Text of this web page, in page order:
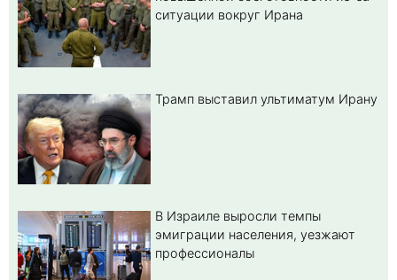
ситуации вокруг Ирана
Трамп выставил ультиматум Ирану
В Израиле выросли темпы
эмиграции населения, уезжают
профессионалы